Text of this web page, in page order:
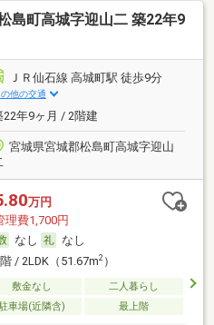
島町高城字迎山二 築22年9
ＪＲ仙石線 高城町駅 徒歩9分
の他の交通
22年9ヶ月 / 2階建
宮城県宮城郡松島町高城字迎山
万円
理費1,700円
なし
なし
/ 2LDK（51.67m2）
敷金なし
二人暮らし
車場(近隣含) 最上階